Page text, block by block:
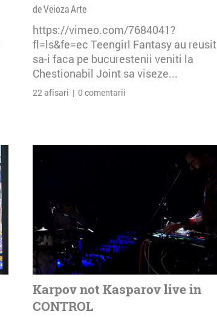
de Veioza Arte
https://vimeo.com/7684041?
fl=ls&fe=ec Teengirl Fantasy au reusit
sa-i faca pe bucurestenii veniti la
Chestionabil Joint sa viseze...
22 afisari | 0 comentarii
Karpov not Kasparov live in
CONTROL